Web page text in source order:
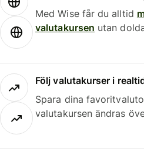
Med Wise får du alltid
valutakursen utan
Följ valutakurser i
Spara dina
valutakursen ändras